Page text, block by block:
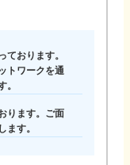
ております。
トワークを通
。
ります。ご面
ます。